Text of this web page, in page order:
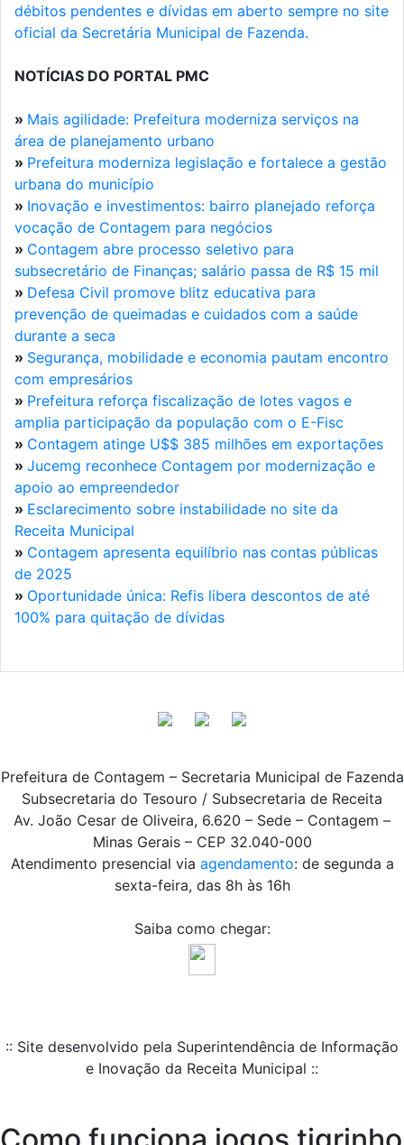
débitos pendentes e dívidas em aberto sempre no site
oficial da Secretária Municipal de Fazenda.
NOTÍCIAS DO PORTAL PMC
» Mais agilidade: Prefeitura moderniza serviços na
área de planejamento urbano
» Prefeitura moderniza legislação e fortalece a gestão
urbana do município
» Inovação e investimentos: bairro planejado reforça
vocação de Contagem para negócios
» Contagem abre processo seletivo para
subsecretário de Finanças; salário passa de R$ 15 mil
» Defesa Civil promove blitz educativa para
prevenção de queimadas e cuidados com a saúde
durante a seca
» Segurança, mobilidade e economia pautam encontro
com empresários
» Prefeitura reforça fiscalização de lotes vagos e
amplia participação da população com o E-Fisc
» Contagem atinge U$$ 385 milhões em exportações
» Jucemg reconhece Contagem por modernização e
apoio ao empreendedor
» Esclarecimento sobre instabilidade no site da
Receita Municipal
» Contagem apresenta equilíbrio nas contas públicas
de 2025
» Oportunidade única: Refis libera descontos de até
100% para quitação de dívidas
Prefeitura de Contagem – Secretaria Municipal de Fazenda
Subsecretaria do Tesouro / Subsecretaria de Receita
Av. João Cesar de Oliveira, 6.620 – Sede – Contagem –
Minas Gerais – CEP 32.040-000
Atendimento presencial via agendamento: de segunda a
sexta-feira, das 8h às 16h
Saiba como chegar:
:: Site desenvolvido pela Superintendência de Informação
e Inovação da Receita Municipal ::